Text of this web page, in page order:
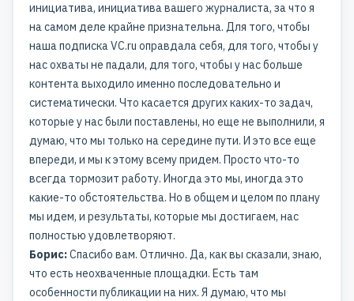
инициатива, инициатива вашего журналиста, за что я
на самом деле крайне признательна. Для того, чтобы
наша подписка VC.ru оправдала себя, для того, чтобы у
нас охваты не падали, для того, чтобы у нас больше
контента выходило именно последовательно и
систематически. Что касается других каких-то задач,
которые у нас были поставлены, но еще не выполнили, я
думаю, что мы только на середине пути. И это все еще
впереди, и мы к этому всему придем. Просто что-то
всегда тормозит работу. Иногда это мы, иногда это
какие-то обстоятельства. Но в общем и целом по плану
мы идем, и результаты, которые мы достигаем, нас
полностью удовлетворяют.
Борис:Спасибо вам. Отлично. Да, как вы сказали, знаю,
что есть неохваченные площадки. Есть там
особенности публикации на них. Я думаю, что мы